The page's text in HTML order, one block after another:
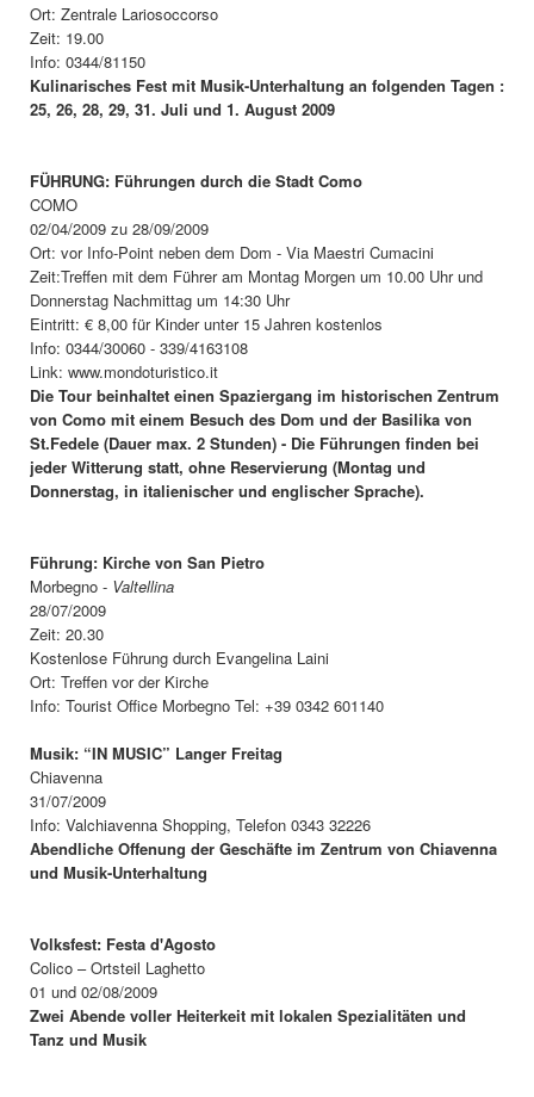
Ort: Zentrale Lariosoccorso
Zeit: 19.00
Info: 0344/81150
Kulinarisches Fest mit Musik-Unterhaltung an folgenden Tagen :
25, 26, 28, 29, 31. Juli und 1. August 2009
FÜHRUNG: Führungen durch die Stadt Como
COMO
02/04/2009 zu 28/09/2009
Ort: vor Info-Point neben dem Dom - Via Maestri Cumacini
Zeit:Treffen mit dem Führer am Montag Morgen um 10.00 Uhr und
Donnerstag Nachmittag um 14:30 Uhr
Eintritt: € 8,00 für Kinder unter 15 Jahren kostenlos
Info: 0344/30060 - 339/4163108
Link: www.mondoturistico.it
Die Tour beinhaltet einen Spaziergang im historischen Zentrum
von Como mit einem Besuch des Dom und der Basilika von
St.Fedele (Dauer max. 2 Stunden) - Die Führungen finden bei
jeder Witterung statt, ohne Reservierung (Montag und
Donnerstag, in italienischer und englischer Sprache).
Führung: Kirche von San Pietro
Morbegno - Valtellina
28/07/2009
Zeit: 20.30
Kostenlose Führung durch Evangelina Laini
Ort: Treffen vor der Kirche
Info: Tourist Office Morbegno Tel: +39 0342 601140
Musik: “IN MUSIC” Langer Freitag
Chiavenna
31/07/2009
Info: Valchiavenna Shopping, Telefon 0343 32226
Abendliche Offenung der Geschäfte im Zentrum von Chiavenna
und Musik-Unterhaltung
Volksfest: Festa d'Agosto
Colico – Ortsteil Laghetto
01 und 02/08/2009
Zwei Abende voller Heiterkeit mit lokalen Spezialitäten und
Tanz und Musik